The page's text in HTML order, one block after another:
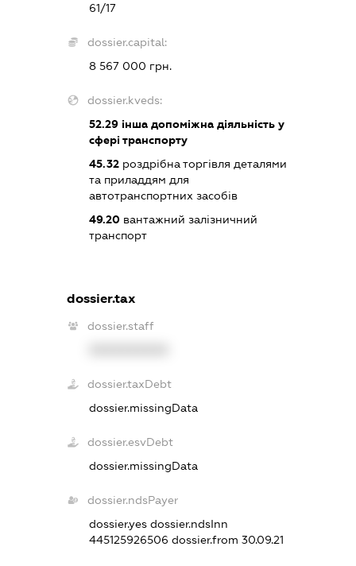
61/17
dossier.capital:
8 567 000 грн.
dossier.kveds:
52.29інша допоміжна діяльність у
сфері транспорту
45.32роздрібна торгівля деталями
та приладдям для
автотранспортних засобів
49.20вантажний залізничний
транспорт
dossier.tax
dossier.staff
dossier.taxDebt
dossier.missingData
dossier.esvDebt
dossier.missingData
dossier.ndsPayer
dossier.yes dossier.ndsInn
445125926506 dossier.from 30.09.21